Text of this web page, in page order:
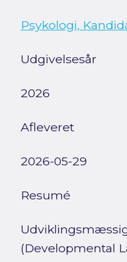
Psykologi,
Udgivelsesår
2026
Afleveret
2026-05-29
Resumé
(Developmental